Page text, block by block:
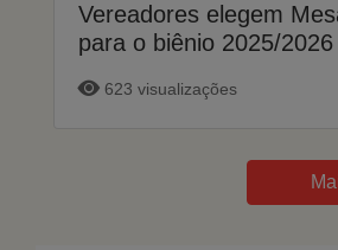
Vereadores elegem
para o biênio 2025/2026
623 visualizações